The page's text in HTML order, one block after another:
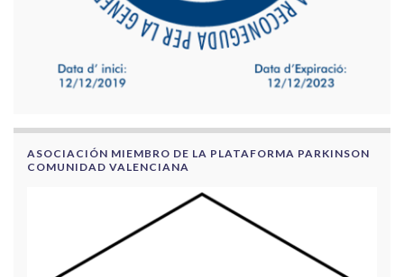
ASOCIACIÓN MIEMBRO DE LA PLATAFORMA PARKINSON
COMUNIDAD VALENCIANA